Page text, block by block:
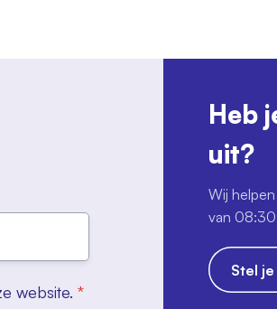
website. *
Heb
uit?
Wij
van 08:30
Stel